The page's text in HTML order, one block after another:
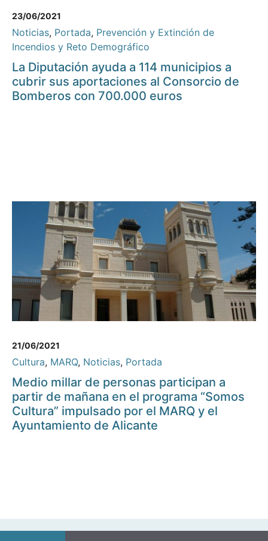
23/06/2021
Noticias, Portada, Prevención y Extinción de
Incendios y Reto Demográfico
La Diputación ayuda a 114 municipios a
cubrir sus aportaciones al Consorcio de
Bomberos con 700.000 euros
21/06/2021
Cultura, MARQ, Noticias, Portada
Medio millar de personas participan a
partir de mañana en el programa “Somos
Cultura” impulsado por el MARQ y el
Ayuntamiento de Alicante